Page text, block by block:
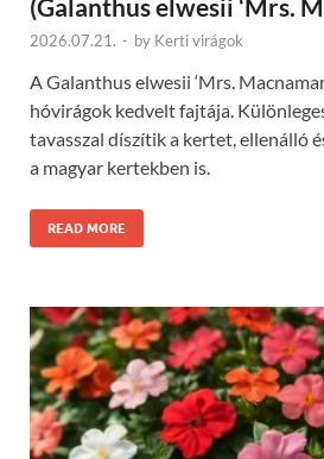
(Galanthus elwesii ‘Mrs.
2026.07.21. - by Kerti virágok
A Galanthus elwesii ‘Mrs.
hóvirágok kedvelt fajtája.
tavasszal díszítik a kertet, ellenálló
a magyar kertekben is.
READ MORE